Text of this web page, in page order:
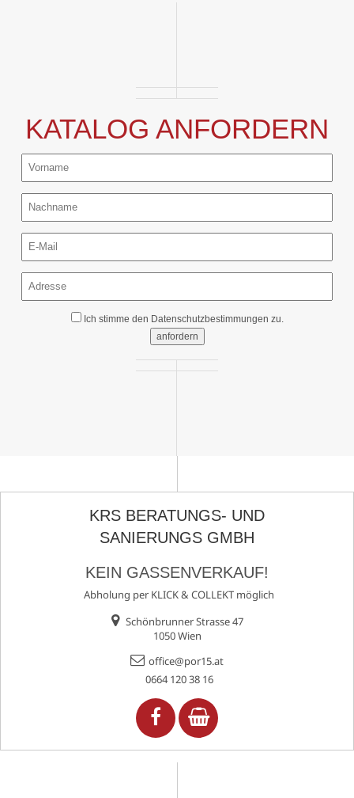
KATALOG ANFORDERN
Ich stimme den Datenschutzbestimmungen zu.
anfordern
KRS BERATUNGS- UND
SANIERUNGS GMBH
KEIN GASSENVERKAUF!
Abholung per KLICK & COLLEKT möglich
Schönbrunner Strasse 47
1050 Wien
office@por15.at
0664 120 38 16